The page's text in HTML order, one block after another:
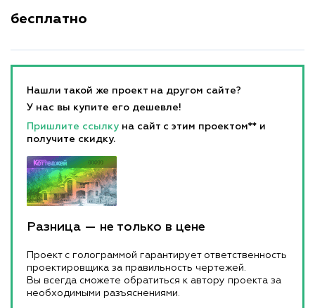
бесплатно
Нашли такой же проект на другом сайте?
У нас вы купите его дешевле!
Пришлите ссылку на сайт с этим проектом** и
получите скидку.
Разница — не только в цене
Проект с голограммой гарантирует ответственность
проектировщика за правильность чертежей.
Вы всегда сможете обратиться к автору проекта за
необходимыми разъяснениями.